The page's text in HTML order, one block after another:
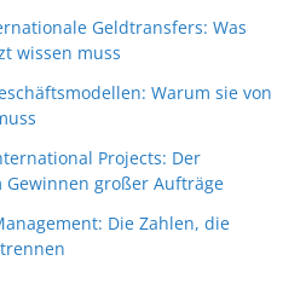
Geldtransfers: Was
wissen muss
Warum sie von
Projects: Der
großer Aufträge
Die Zahlen, die